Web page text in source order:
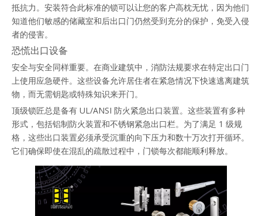
抵抗力。安装符合此标准的锁可以让您的客户高枕无忧，因为他们
知道他们敏感的储藏室和后出口门仍然受到充分的保护，免受入侵
者的侵害。
恐慌出口设备
安全与安全同样重要。在商业建筑中，消防法规要求在特定出口门
上使用应急硬件。这些设备允许居住者在紧急情况下快速逃离建筑
物，而无需钥匙或特殊知识来开门。
顶级锁匠总是备有 UL/ANSI 防火紧急出口装置。这些装置有多种
形式，包括铝制防火装置和不锈钢紧急出口栏。为了满足 1 级规
格，这些出口装置必须承受沉重的向下压力和数十万次打开循环。
它们确保即使在混乱的疏散过程中，门锁每次都能顺利释放。